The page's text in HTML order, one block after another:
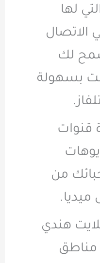
لها
الاتصال
لك
بسهولة
قنوات
من
هندي
مناطق